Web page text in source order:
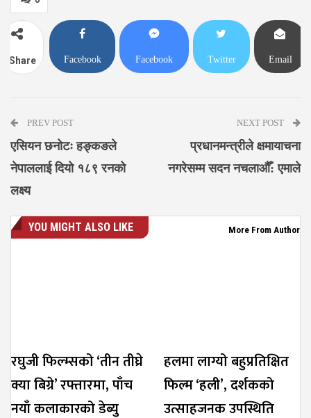
Share Facebook Facebook Twitter Email
PREV POST
एसियन छनोटः हङ्कङले
नेपाललाई दियो १८९ रनको
लक्ष्य
NEXT POST
प्रधानमन्त्रीले क्षमायाचना
नगरेसम्म सदन नचलाऔँ: एमाले
YOU MIGHT ALSO LIKE More From Author
रघुजी फिल्म्सको ‘तीन तीघ्रे
क्या बिग्रे’ रफ्तारमा, पाँच
नयाँ कलाकारको डेब्यु
हलमा लाग्यो बहुप्रतिक्षित
फिल्म ‘हली’, दर्शकको
उत्साहजनक उपस्थिति